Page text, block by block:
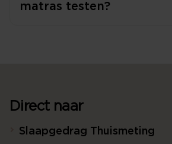
matras testen?
Direct naar
Slaapgedrag Thuismeting